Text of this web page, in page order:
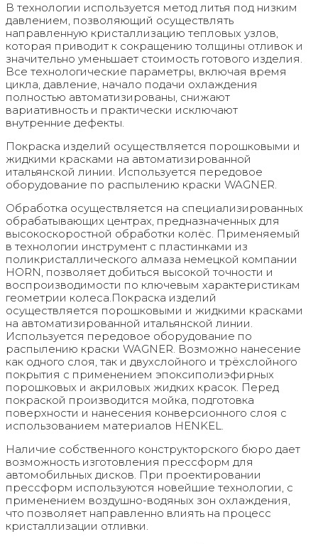
В технологии используется метод литья под низким
давлением, позволяющий осуществлять
направленную кристаллизацию тепловых узлов,
которая приводит к сокращению толщины отливок и
значительно уменьшает стоимость готового изделия.
Все технологические параметры, включая время
цикла, давление, начало подачи охлаждения
полностью автоматизированы, снижают
вариативность и практически исключают
внутренние дефекты.
Покраска изделий осуществляется порошковыми и
жидкими красками на автоматизированной
итальянской линии. Используется передовое
оборудование по распылению краски WAGNER.
Обработка осуществляется на специализированных
обрабатывающих центрах, предназначенных для
высокоскоростной обработки колёс. Применяемый
в технологии инструмент с пластинками из
поликристаллического алмаза немецкой компании
HORN, позволяет добиться высокой точности и
воспроизводимости по ключевым характеристикам
геометрии колеса.Покраска изделий
осуществляется порошковыми и жидкими красками
на автоматизированной итальянской линии.
Используется передовое оборудование по
распылению краски WAGNER. Возможно нанесение
как одного слоя, так и двухслойного и трёхслойного
покрытия с применением эпоксиполиэфирных
порошковых и акриловых жидких красок. Перед
покраской производится мойка, подготовка
поверхности и нанесения конверсионного слоя с
использованием материалов HENKEL.
Наличие собственного конструкторского бюро дает
возможность изготовления прессформ для
автомобильных дисков. При проектировании
прессформ используются новейшие технологии, с
применением воздушно-водяных зон охлаждения,
что позволяет направленно влиять на процесс
кристаллизации отливки.